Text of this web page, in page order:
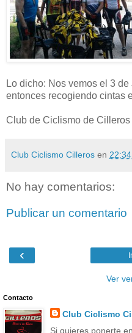
Lo dicho: Nos vemos el 3
entonces recogiendo cintas
Club de Ciclismo de Cilleros
Club Ciclismo Cilleros en 22:34
No hay comentarios:
Publicar un comentario
‹
Ver
Contacto
Club Ciclismo
Si quieres ponerte